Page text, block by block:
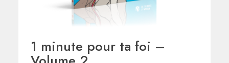
1 minute pour ta foi –